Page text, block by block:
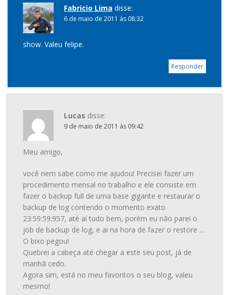
Fabricio Lima disse:
6 de maio de 2011 às 08:32
show. Valeu felipe.
Responder
Lucas disse:
9 de maio de 2011 às 09:42
Meu amigo,
você nem sabe como me ajudou! Precisei fazer um
procedimento mensal no trabalho e ele consiste em
fazer o backup full de uma base gigante e restaurar o
backup de log contendo o momento exato
23:59:59:957, até aí tudo bem, porém eu não parei o
job de backup de log, e ai na hora de fazer o restore …
O bixo pegou!
Quebrei a cabeça até chegar a este seu post, já de
manhã cedo.
Agora sim, está no meu favoritos o seu blog, valeu
mesmo!